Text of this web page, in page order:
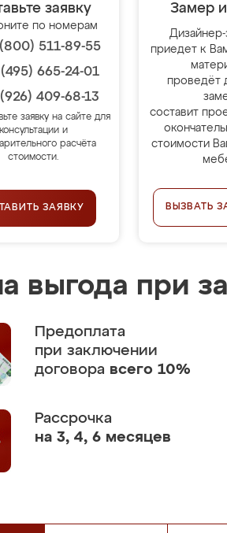
заявку
по номерам
511-89-55
665-24-01
409-68-13
заявку на сайте для
консультации и
расчёта
стоимости.
ЗАЯВКУ
Замер
приедет к
проведёт
составит
стоимости
ВЫЗВАТЬ
выгода при
Предоплата
при заключении
договора всего 10%
Рассрочка
на 3, 4, 6 месяцев